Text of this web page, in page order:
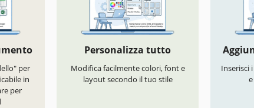
per
in
per
Personalizza tutto
Modifica facilmente colori, font e
layout secondo il tuo stile
Inserisci